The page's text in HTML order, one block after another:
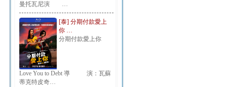
曼托瓦尼演 …
[泰] 分期付款愛上
你 …
分期付款愛上你
Love You to Debt 導 演：瓦蘇
蒂克特皮奇…